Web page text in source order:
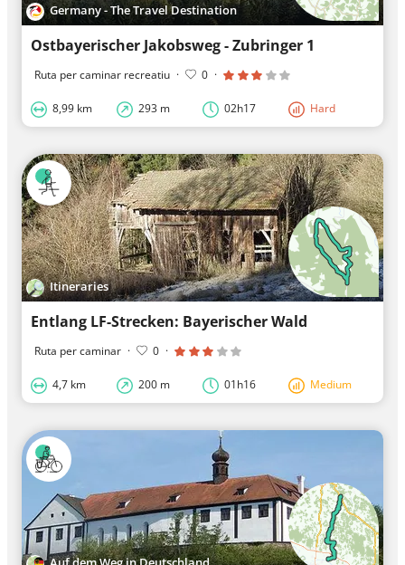
Germany - The Travel Destination
Ostbayerischer Jakobsweg - Zubringer 1
Ruta per caminar recreatiu · 0 ·
8,99 km 293 m 02h17 Hard
Itineraries
Entlang LF-Strecken: Bayerischer Wald
Ruta per caminar · 0 ·
4,7 km 200 m 01h16 Medium